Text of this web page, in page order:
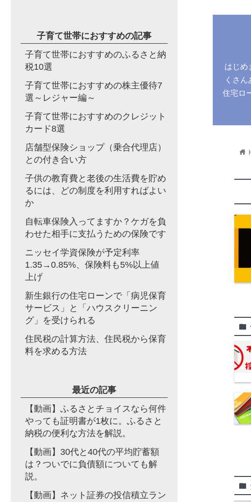
はじめ
くさ
住宅ロ
home
folder
folder
子育て世帯におすすめの記事
子育て世帯におすすめのふるさと納
税10選
子育て世帯におすすめの株主優待7
選～レジャー編～
子育て世帯におすすめのクレジット
カード8選
店舗型保険ショップ（乗合代理店）
との付き合い方
子供の教育費と老後の生活費を貯め
るには、どの制度を利用すればよい
か
自転車保険入ってますか？ケガを負
わせた相手に支払うための保険です
ニッセイ学資保険が予定利率
1.35→0.85%、保険料も5%以上値
上げ
新生銀行の住宅ローンで「病児保育
サービス」と「ハウスクリーニン
グ」を受けられる
住民税の計算方法、住民税から保育
料を求める方法
最近の記事
【動画】ふるさとチョイスなら何件
やっても証明書が1枚に。ふるさと
納税の便利な方法を解説。
【動画】30代と40代の平均貯蓄額
は？ついでに負債額についても解
説。
【動画】ネット証券の投信積立ラン